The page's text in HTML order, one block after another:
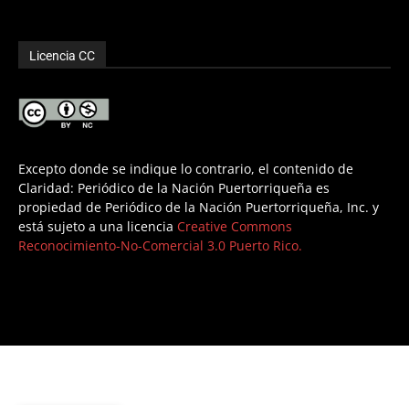
Licencia CC
Excepto donde se indique lo contrario, el contenido de
Claridad: Periódico de la Nación Puertorriqueña es
propiedad de Periódico de la Nación Puertorriqueña, Inc. y
está sujeto a una licencia Creative Commons
Reconocimiento-No-Comercial 3.0 Puerto Rico.